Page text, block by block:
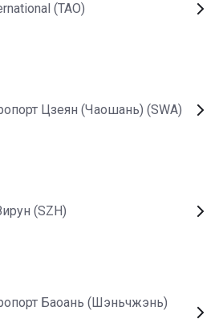
(TAO)
Цзеян (Чаошань) (SWA)
(SZH)
Баоань (Шэньчжэнь)